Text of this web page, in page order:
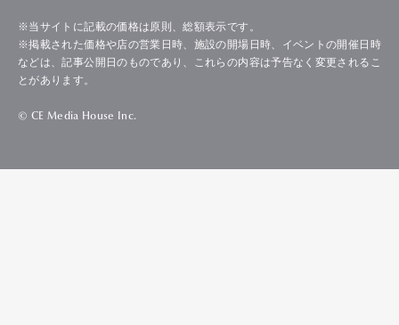
※当サイトに記載の価格は原則、総額表示です。
※掲載された価格や店の営業日時、施設の開場日時、イベントの開催日時
などは、記事公開日のものであり、これらの内容は予告なく変更されるこ
とがあります。
© CE Media House Inc.